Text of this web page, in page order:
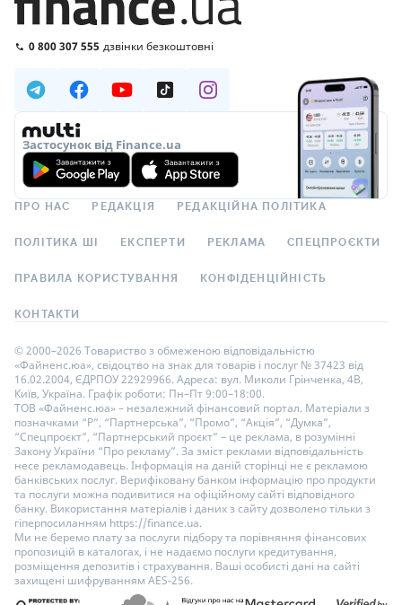
0 800 307 555 дзвінки безкоштовні
Застосунок від Finance.ua
ПРО НАС РЕДАКЦІЯ РЕДАКЦІЙНА ПОЛІТИКА
ПОЛІТИКА ШІ ЕКСПЕРТИ РЕКЛАМА СПЕЦПРОЄКТИ
ПРАВИЛА КОРИСТУВАННЯ КОНФІДЕНЦІЙНІСТЬ
КОНТАКТИ
© 2000–2026 Товариство з обмеженою відповідальністю
«Файненс.юа», свідоцтво на знак для товарів і послуг № 37423 від
16.02.2004, ЄДРПОУ 22929966. Адреса: вул. Миколи Грінченка, 4В,
Київ, Україна. Графік роботи: Пн–Пт 9:00–18:00.
ТОВ «Файненс.юа» – незалежний фінансовий портал. Матеріали з
позначками “Р”, “Партнерська”, “Промо”, “Акція”, “Думка”,
“Спецпроєкт”, “Партнерський проєкт” – це реклама, в розумінні
Закону України “Про рекламу”. За зміст реклами відповідальність
несе рекламодавець. Інформація на даній сторінці не є рекламою
банківських послуг. Верифіковану банком інформацію про продукти
та послуги можна подивитися на офіційному сайті відповідного
банку. Використання матеріалів і даних з сайту дозволено тільки з
гіперпосиланням https://finance.ua.
Ми не беремо плату за послуги підбору та порівняння фінансових
пропозицій в каталогах, і не надаємо послуги кредитування,
розміщення депозитів і страхування. Ваші особисті дані на сайті
захищені шифруванням AES-256.